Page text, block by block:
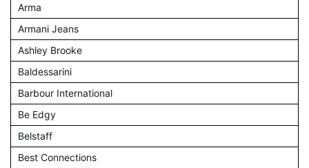
Arma
Armani Jeans
Ashley Brooke
Baldessarini
Barbour International
Be Edgy
Belstaff
Best Connections